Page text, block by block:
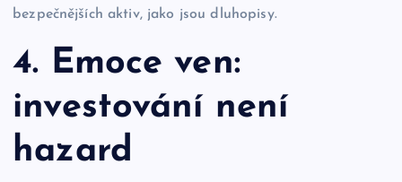
bezpečnějších aktiv, jako jsou dluhopisy.
4. Emoce ven:
investování není
hazard